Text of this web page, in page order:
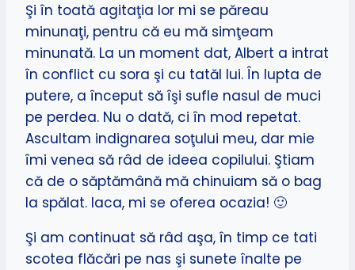
Şi în toată agitaţia lor mi se păreau
minunaţi, pentru că eu mă simţeam
minunată. La un moment dat, Albert a intrat
în conflict cu sora şi cu tatăl lui. În lupta de
putere, a început să îşi sufle nasul de muci
pe perdea. Nu o dată, ci în mod repetat.
Ascultam indignarea soţului meu, dar mie
îmi venea să râd de ideea copilului. Ştiam
că de o săptămână mă chinuiam să o bag
la spălat. Iaca, mi se oferea ocazia! 🙂
Şi am continuat să râd aşa, în timp ce tati
scotea flăcări pe nas şi sunete înalte pe